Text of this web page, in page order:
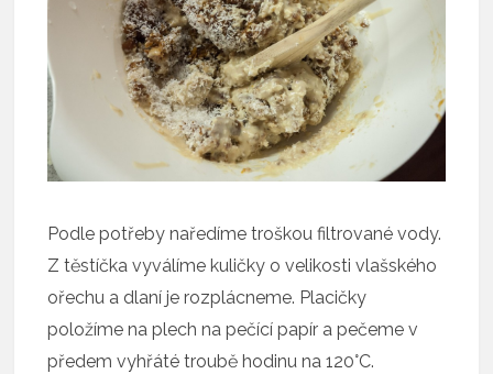
Podle potřeby naředíme troškou filtrované vody.
Z těstíčka vyválíme kuličky o velikosti vlašského
ořechu a dlaní je rozplácneme. Placičky
položíme na plech na pečící papír a pečeme v
předem vyhřáté troubě hodinu na 120°C.